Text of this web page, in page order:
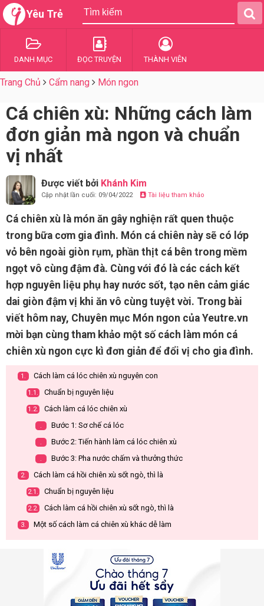
Yêu Trẻ
DANH MỤC ĐỌC TRUYỆN THÀNH VIÊN
Trang Chủ Cẩm nang Món ngon
Cá chiên xù: Những cách làm
đơn giản mà ngon và chuẩn
vị nhất
Được viết bởi Khánh Kim
Cập nhật lần cuối: 09/04/2022 Tài liệu tham khảo
Cá chiên xù là món ăn gây nghiện rất quen thuộc
trong bữa cơm gia đình. Món cá chiên này sẽ có lớp
vỏ bên ngoài giòn rụm, phần thịt cá bên trong mềm
ngọt vô cùng đậm đà. Cùng với đó là các cách kết
hợp nguyên liệu phụ hay nước sốt, tạo nên cảm giác
dai giòn đậm vị khi ăn vô cùng tuyệt vời. Trong bài
viết hôm nay, Chuyên mục Món ngon của Yeutre.vn
mời bạn cùng tham khảo một số cách làm món cá
chiên xù ngon cực kì đơn giản để đổi vị cho gia đình.
1. Cách làm cá lóc chiên xù nguyên con
1.1. Chuẩn bị nguyên liệu
1.2. Cách làm cá lóc chiên xù
. Bước 1: Sơ chế cá lóc
. Bước 2: Tiến hành làm cá lóc chiên xù
. Bước 3: Pha nước chấm và thưởng thức
2. Cách làm cá hồi chiên xù sốt ngò, thì là
2.1. Chuẩn bị nguyên liệu
2.2. Cách làm cá hồi chiên xù sốt ngò, thì là
3. Một số cách làm cá chiên xù khác dễ làm